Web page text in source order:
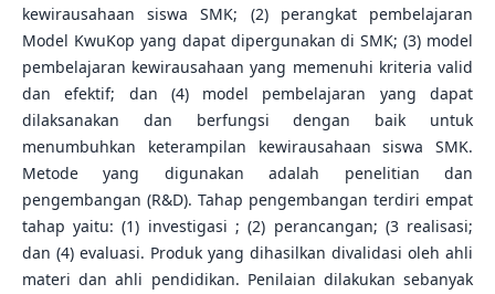
kewirausahaan siswa SMK; (2) perangkat pembelajaran
Model KwuKop yang dapat dipergunakan di SMK; (3) model
pembelajaran kewirausahaan yang memenuhi kriteria valid
dan efektif; dan (4) model pembelajaran yang dapat
dilaksanakan dan berfungsi dengan baik untuk
menumbuhkan keterampilan kewirausahaan siswa SMK.
Metode yang digunakan adalah penelitian dan
pengembangan (R&D). Tahap pengembangan terdiri empat
tahap yaitu: (1) investigasi ; (2) perancangan; (3 realisasi;
dan (4) evaluasi. Produk yang dihasilkan divalidasi oleh ahli
materi dan ahli pendidikan. Penilaian dilakukan sebanyak